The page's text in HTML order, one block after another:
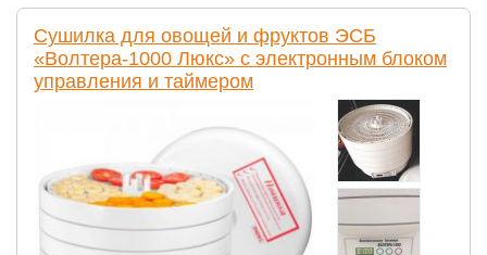
Сушилка для овощей и фруктов ЭСБ
«Волтера-1000 Люкс» с электронным блоком
управления и таймером